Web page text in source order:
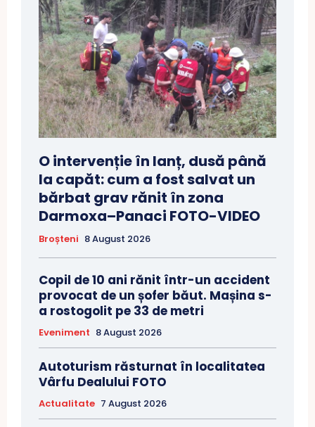
O intervenție în lanț, dusă până
la capăt: cum a fost salvat un
bărbat grav rănit în zona
Darmoxa–Panaci FOTO-VIDEO
Broșteni 8 August 2026
Copil de 10 ani rănit într-un accident
provocat de un șofer băut. Mașina s-
a rostogolit pe 33 de metri
Eveniment 8 August 2026
Autoturism răsturnat în localitatea
Vârfu Dealului FOTO
Actualitate 7 August 2026